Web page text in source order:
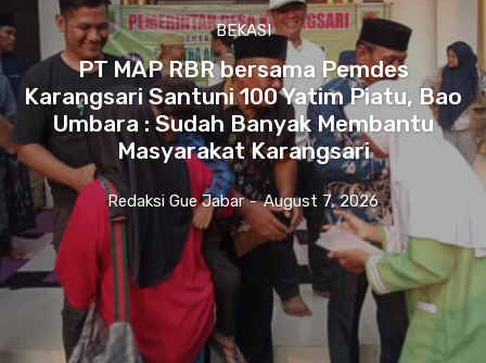
BEKASI
PT MAP RBR bersama Pemdes
Karangsari Santuni 100 Yatim Piatu, Bao
Umbara : Sudah Banyak Membantu
Masyarakat Karangsari
Redaksi Gue Jabar - August 7, 2026